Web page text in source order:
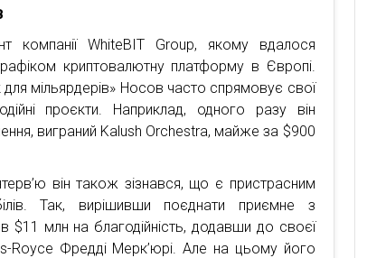
компанії WhiteBIT Group, якому вдалося
криптовалютну платформу в Європі.
для мільярдерів» Носов часто спрямовує свої
проєкти. Наприклад, одного разу він
виграний Kalush Orchestra, майже за $900
він також зізнався, що є пристрасним
Так, вирішивши поєднати приємне з
$11 млн на благодійність, додавши до своєї
Royce Фредді Мерк’юрі. Але на цьому його